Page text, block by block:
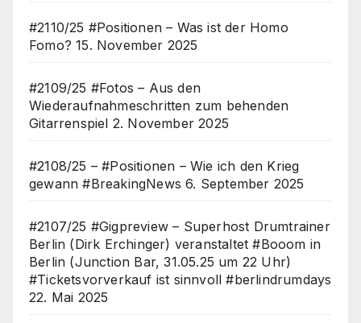
#2110/25 #Positionen – Was ist der Homo
Fomo? 15. November 2025
#2109/25 #Fotos – Aus den
Wiederaufnahmeschritten zum behenden
Gitarrenspiel 2. November 2025
#2108/25 – #Positionen – Wie ich den Krieg
gewann #BreakingNews 6. September 2025
#2107/25 #Gigpreview – Superhost Drumtrainer
Berlin (Dirk Erchinger) veranstaltet #Booom in
Berlin (Junction Bar, 31.05.25 um 22 Uhr)
#Ticketsvorverkauf ist sinnvoll #berlindrumdays
22. Mai 2025